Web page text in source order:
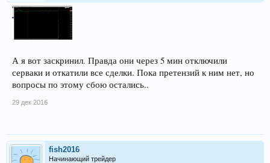
А я вот заскринил. Правда они через 5 мин отключили
серваки и откатили все сделки. Пока претензий к ним нет, но
вопросы по этому сбою остались..
29 дек 2016
fish2016
Начинающий трейдер